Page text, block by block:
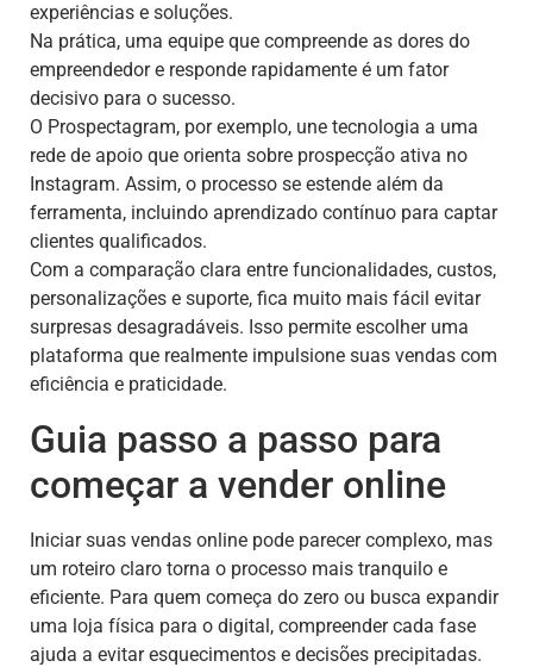
experiências e soluções.
Na prática, uma equipe que compreende as dores do
empreendedor e responde rapidamente é um fator
decisivo para o sucesso.
O Prospectagram, por exemplo, une tecnologia a uma
rede de apoio que orienta sobre prospecção ativa no
Instagram. Assim, o processo se estende além da
ferramenta, incluindo aprendizado contínuo para captar
clientes qualificados.
Com a comparação clara entre funcionalidades, custos,
personalizações e suporte, fica muito mais fácil evitar
surpresas desagradáveis. Isso permite escolher uma
plataforma que realmente impulsione suas vendas com
eficiência e praticidade.
Guia passo a passo para
começar a vender online
Iniciar suas vendas online pode parecer complexo, mas
um roteiro claro torna o processo mais tranquilo e
eficiente. Para quem começa do zero ou busca expandir
uma loja física para o digital, compreender cada fase
ajuda a evitar esquecimentos e decisões precipitadas.